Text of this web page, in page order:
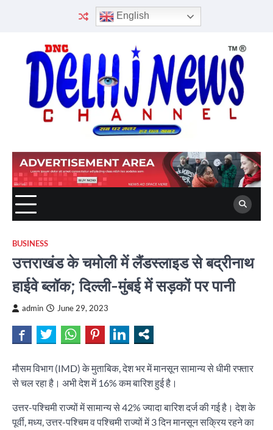
English
BUSINESS
उत्तराखंड के चमोली में लैंडस्लाइड से बद्रीनाथ
हाईवे ब्लॉक; दिल्ली-मुंबई में सड़कों पर पानी
admin June 29, 2023
मौसम विभाग (IMD) के मुताबिक, देश भर में मानसून सामान्य से धीमी रफ्तार
से चल रहा है। अभी देश में 16% कम बारिश हुई है।
उत्तर-पश्चिमी राज्यों में सामान्य से 42% ज्यादा बारिश दर्ज की गई है। देश के
पूर्वी, मध्य, उत्तर-पश्चिम व पश्चिमी राज्यों में 3 दिन मानसून सक्रिय रहने का